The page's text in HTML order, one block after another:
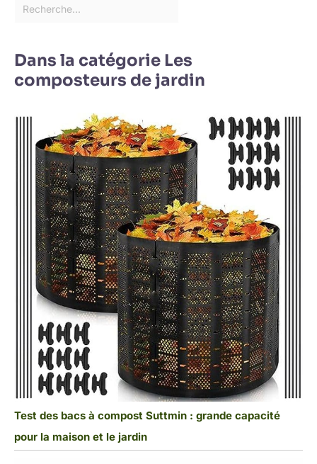
Dans la catégorie Les
composteurs de jardin
Test des bacs à compost Suttmin : grande capacité
pour la maison et le jardin